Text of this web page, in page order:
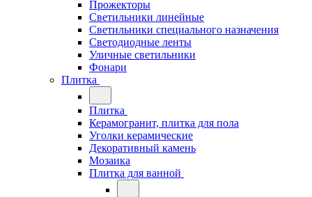
Прожекторы
Светильники линейные
Светильники специального назначения
Светодиодные ленты
Уличные светильники
Фонари
Плитка
Плитка
Керамогранит, плитка для пола
Уголки керамические
Декоративный камень
Мозаика
Плитка для ванной